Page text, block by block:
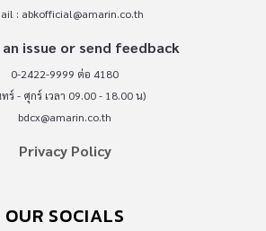
: abkofficial@amarin.co.th
issue or send feedback
0-2422-9999 ต่อ 4180
ร์ - ศุกร์ เวลา 09.00 - 18.00 น)
bdcx@amarin.co.th
Privacy Policy
OUR SOCIALS